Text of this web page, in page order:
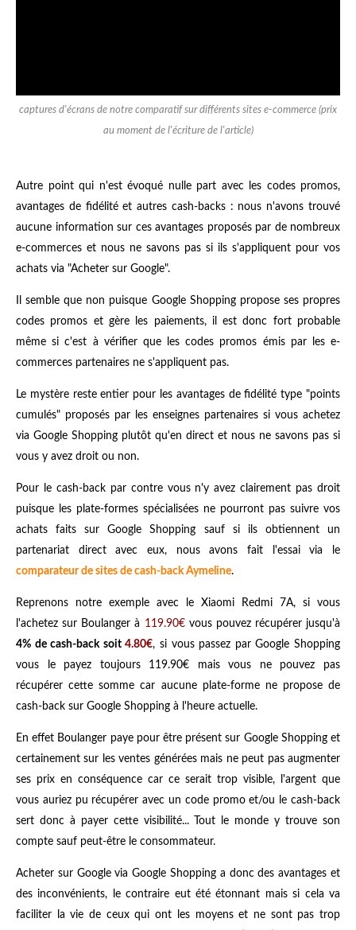
captures d'écrans de notre comparatif sur différents sites e-commerce (prix
au moment de l'écriture de l'article)
Autre point qui n'est évoqué nulle part avec les codes promos,
avantages de fidélité et autres cash-backs : nous n'avons trouvé
aucune information sur ces avantages proposés par de nombreux
e-commerces et nous ne savons pas si ils s'appliquent pour vos
achats via "Acheter sur Google".
Il semble que non puisque Google Shopping propose ses propres
codes promos et gère les paiements, il est donc fort probable
même si c'est à vérifier que les codes promos émis par les e-
commerces partenaires ne s'appliquent pas.
Le mystère reste entier pour les avantages de fidélité type "points
cumulés" proposés par les enseignes partenaires si vous achetez
via Google Shopping plutôt qu'en direct et nous ne savons pas si
vous y avez droit ou non.
Pour le cash-back par contre vous n'y avez clairement pas droit
puisque les plate-formes spécialisées ne pourront pas suivre vos
achats faits sur Google Shopping sauf si ils obtiennent un
partenariat direct avec eux, nous avons fait l'essai via le
comparateur de sites de cash-back Aymeline.
Reprenons notre exemple avec le Xiaomi Redmi 7A, si vous
l'achetez sur Boulanger à 119.90€vous pouvez récupérer jusqu'à
4% de cash-back soit4.80€, si vous passez par Google Shopping
vous le payez toujours 119.90€ mais vous ne pouvez pas
récupérer cette somme car aucune plate-forme ne propose de
cash-back sur Google Shopping à l'heure actuelle.
En effet Boulanger paye pour être présent sur Google Shopping et
certainement sur les ventes générées mais ne peut pas augmenter
ses prix en conséquence car ce serait trop visible, l'argent que
vous auriez pu récupérer avec un code promo et/ou le cash-back
sert donc à payer cette visibilité... Tout le monde y trouve son
compte sauf peut-être le consommateur.
Acheter sur Google via Google Shopping a donc des avantages et
des inconvénients, le contraire eut été étonnant mais si cela va
faciliter la vie de ceux qui ont les moyens et ne sont pas trop